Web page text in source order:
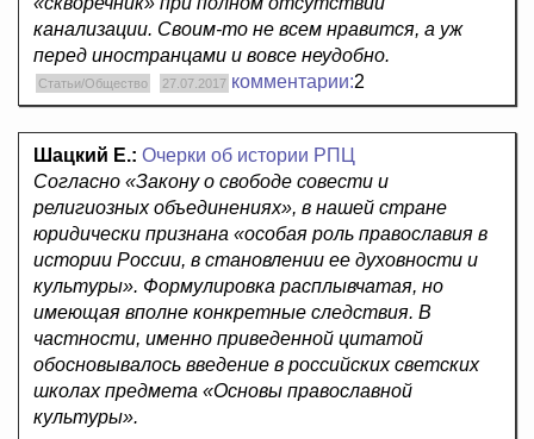
канализации. Своим-то не всем нравится, а уж
перед иностранцами и вовсе неудобно.
Статьи/Общество 27.07.2017 комментарии:2
Шацкий Е.: Очерки об истории РПЦ
Согласно «Закону о свободе совести и
религиозных объединениях», в нашей стране
юридически признана «особая роль православия в
истории России, в становлении ее духовности и
культуры». Формулировка расплывчатая, но
имеющая вполне конкретные следствия. В
частности, именно приведенной цитатой
обосновывалось введение в российских светских
школах предмета «Основы православной
культуры».